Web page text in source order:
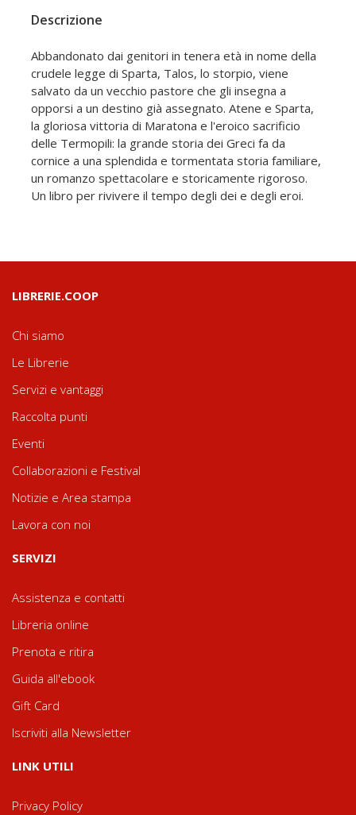
Descrizione
Abbandonato dai genitori in tenera età in nome della
crudele legge di Sparta, Talos, lo storpio, viene
salvato da un vecchio pastore che gli insegna a
opporsi a un destino già assegnato. Atene e Sparta,
la gloriosa vittoria di Maratona e l'eroico sacrificio
delle Termopili: la grande storia dei Greci fa da
cornice a una splendida e tormentata storia familiare,
un romanzo spettacolare e storicamente rigoroso.
Un libro per rivivere il tempo degli dei e degli eroi.
LIBRERIE.COOP
Chi siamo
Le Librerie
Servizi e vantaggi
Raccolta punti
Eventi
Collaborazioni e Festival
Notizie e Area stampa
Lavora con noi
SERVIZI
Assistenza e contatti
Libreria online
Prenota e ritira
Guida all'ebook
Gift Card
Iscriviti alla Newsletter
LINK UTILI
Privacy Policy